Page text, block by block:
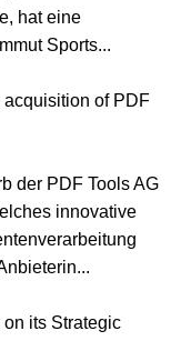
hat eine
Sports...
der PDF Tools AG
innovative